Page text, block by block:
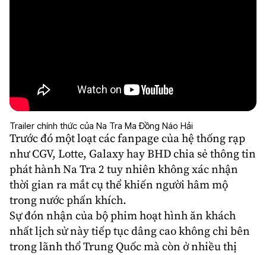
Trailer chính thức của Na Tra Ma Đồng Náo Hải
Trước đó một loạt các fanpage của hệ thống rạp
như CGV, Lotte, Galaxy hay BHD chia sẻ thông tin
phát hành Na Tra 2 tuy nhiên không xác nhận
thời gian ra mắt cụ thể khiến người hâm mộ
trong nước phấn khích.
Sự đón nhận của bộ phim hoạt hình ăn khách
nhất lịch sử này tiếp tục dâng cao không chỉ bên
trong lãnh thổTrung Quốcmà còn ở nhiều thị